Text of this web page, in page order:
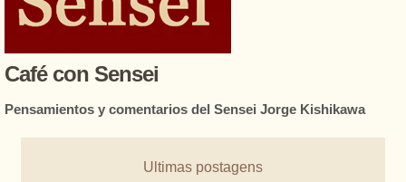
Café con Sensei
Pensamientos y comentarios del Sensei Jorge Kishikawa
Ultimas postagens